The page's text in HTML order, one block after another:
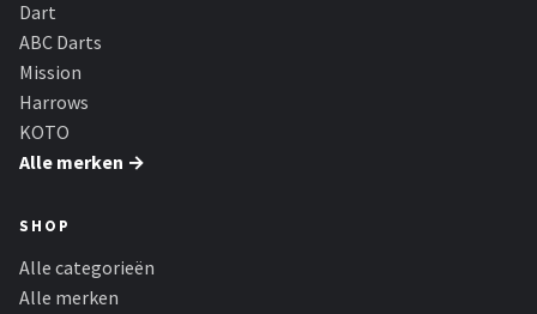
Dart
ABC Darts
Mission
Harrows
KOTO
Alle merken →
SHOP
Alle categorieën
Alle merken